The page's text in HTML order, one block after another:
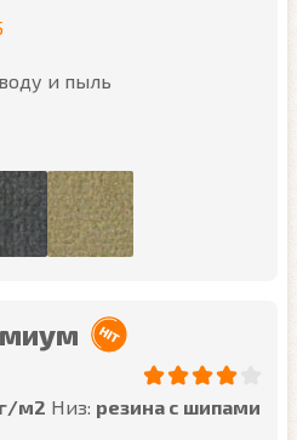
и пыль
г/м2 Низ: резина с шипами